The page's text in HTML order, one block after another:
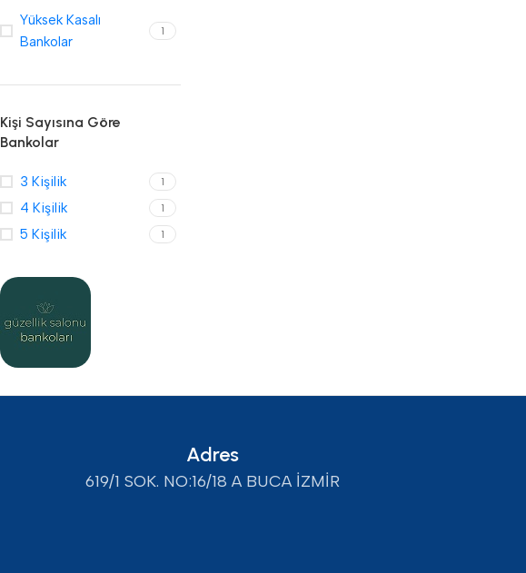
Yüksek Kasalı
Bankolar
1
Kişi Sayısına Göre
Bankolar
3 Kişilik 1
4 Kişilik 1
5 Kişilik 1
Adres
619/1 SOK. NO:16/18 A BUCA İZMİR